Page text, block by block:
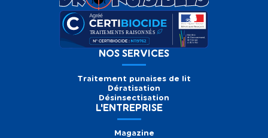
NOS SERVICES
Traitement punaises de lit
Dératisation
Désinsectisation
L'ENTREPRISE
Magazine